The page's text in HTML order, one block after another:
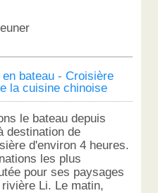
bateau - Croisière
la cuisine chinoise
le bateau depuis
destination de
d'environ 4 heures.
les plus
pour ses paysages
Li. Le matin,